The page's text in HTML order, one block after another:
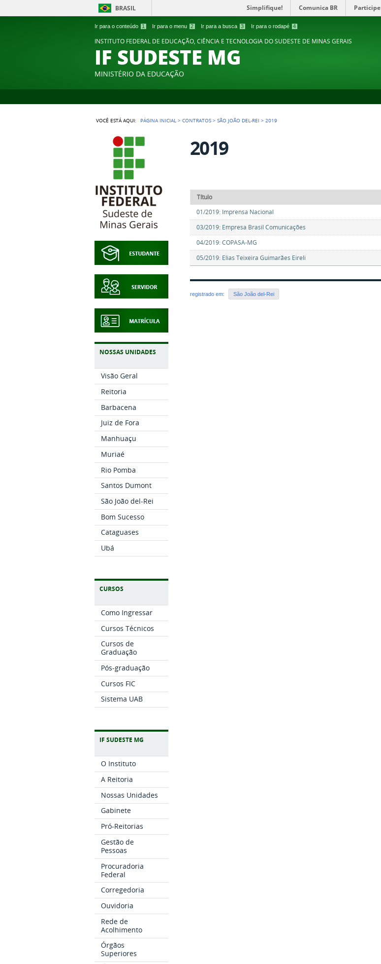
Ir para o conteúdo 1 Ir para o menu 2 Ir para a busca 3 Ir para o rodapé 4
BRASIL Simplifique! Comunica BR Participe
INSTITUTO FEDERAL DE EDUCAÇÃO, CIÊNCIA E TECNOLOGIA DO SUDESTE DE MINAS GERAIS
IF SUDESTE MG
MINISTÉRIO DA EDUCAÇÃO
VOCÊ ESTÁ AQUI: PÁGINA INICIAL >CONTRATOS >SÃO JOÃO DEL-REI >2019
NOSSAS UNIDADES
Visão Geral
Reitoria
Barbacena
Juiz de Fora
Manhuaçu
Muriaé
Rio Pomba
Santos Dumont
São João del-Rei
Bom Sucesso
Cataguases
Ubá
CURSOS
Como Ingressar
Cursos Técnicos
Cursos de
Graduação
Pós-graduação
Cursos FIC
Sistema UAB
IF SUDESTE MG
O Instituto
A Reitoria
Nossas Unidades
Gabinete
Pró-Reitorias
Gestão de
Pessoas
Procuradoria
Federal
Corregedoria
Ouvidoria
Rede de
Acolhimento
Órgãos
Superiores
2019
Título
01/2019: Imprensa Nacional
03/2019: Empresa Brasil Comunicações
04/2019: COPASA-MG
05/2019: Elias Teixeira Guimarães Eireli
registrado em: São João del-Rei